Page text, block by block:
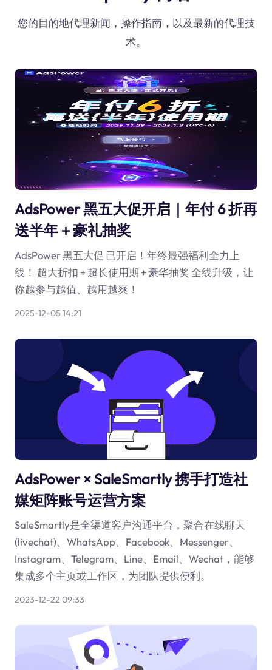
您的目的地代理新闻，操作指南，以及最新的代理技
术。
AdsPower 黑五大促开启｜年付 6 折再
送半年＋豪礼抽奖
AdsPower 黑五大促 已开启！年终最强福利全力上
线！ 超大折扣 + 超长使用期 + 豪华抽奖 全线升级，让
你越参与越值、越用越爽！
2025-12-05 14:21
AdsPower × SaleSmartly 携手打造社
媒矩阵账号运营方案
SaleSmartly是全渠道客户沟通平台，聚合在线聊天
(livechat)、WhatsApp、Facebook、Messenger、
Instagram、Telegram、Line、Email、Wechat，能够
集成多个主页或工作区，为团队提供便利。
2023-12-22 09:33